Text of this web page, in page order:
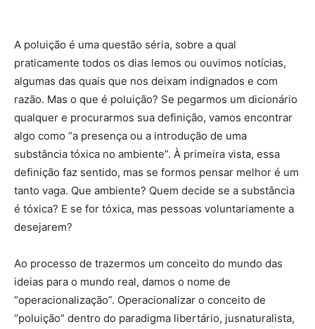
A poluição é uma questão séria, sobre a qual
praticamente todos os dias lemos ou ouvimos notícias,
algumas das quais que nos deixam indignados e com
razão. Mas o que é poluição? Se pegarmos um dicionário
qualquer e procurarmos sua definição, vamos encontrar
algo como “a presença ou a introdução de uma
substância tóxica no ambiente”. À primeira vista, essa
definição faz sentido, mas se formos pensar melhor é um
tanto vaga. Que ambiente? Quem decide se a substância
é tóxica? E se for tóxica, mas pessoas voluntariamente a
desejarem?
Ao processo de trazermos um conceito do mundo das
ideias para o mundo real, damos o nome de
“operacionalização”. Operacionalizar o conceito de
“poluição” dentro do paradigma libertário, jusnaturalista,